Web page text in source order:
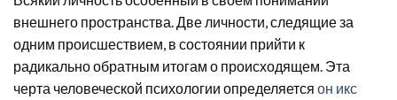
внешнего пространства. Две личности, следящие за
одним происшествием, в состоянии прийти к
радикально обратным итогам о происходящем. Эта
черта человеческой психологии определяется он икс